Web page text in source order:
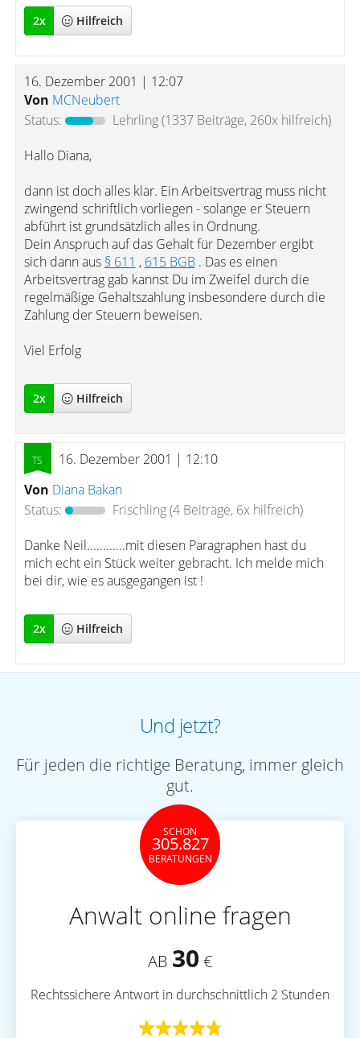
2x Hilfreich
16. Dezember 2001 | 12:07
Von MCNeubert
Status:
Lehrling(1337 Beiträge, 260x hilfreich)
Hallo Diana,
dann ist doch alles klar. Ein Arbeitsvertrag muss nicht
zwingend schriftlich vorliegen - solange er Steuern
abführt ist grundsätzlich alles in Ordnung.
Dein Anspruch auf das Gehalt für Dezember ergibt
sich dann aus § 611 , 615 BGB. Das es einen
Arbeitsvertrag gab kannst Du im Zweifel durch die
regelmäßige Gehaltszahlung insbesondere durch die
Zahlung der Steuern beweisen.
Viel Erfolg
2x Hilfreich
16. Dezember 2001 | 12:10
Von Diana Bakan
Status:
Frischling(4 Beiträge, 6x hilfreich)
Danke Neil............mit diesen Paragraphen hast du
mich echt ein Stück weiter gebracht. Ich melde mich
bei dir, wie es ausgegangen ist !
2x Hilfreich
Und jetzt?
Für jeden die richtige Beratung, immer gleich
gut.
SCHON
305.827
BERATUNGEN
Anwalt online fragen
AB 30 €
Rechtssichere Antwort in durchschnittlich 2 Stunden